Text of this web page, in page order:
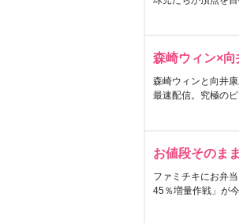
森崎ウィン×向
森崎ウィンと向井
最速配信。究極のピ
お値段そのま
ファミチキにお弁
45％増量作戦」が